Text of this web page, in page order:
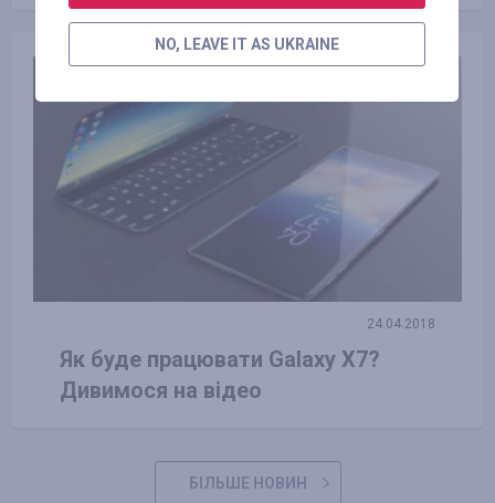
24.04.2018
Як буде працювати Galaxy X7?
Дивимося на відео
БІЛЬШЕ НОВИН
NO, LEAVE IT AS UKRAINE